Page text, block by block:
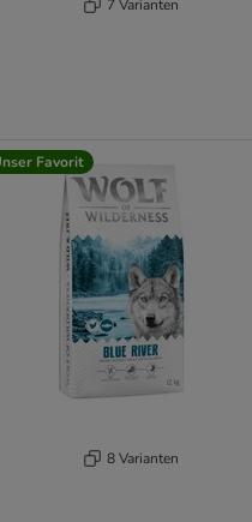
7 Varianten
Favorit
8 Varianten